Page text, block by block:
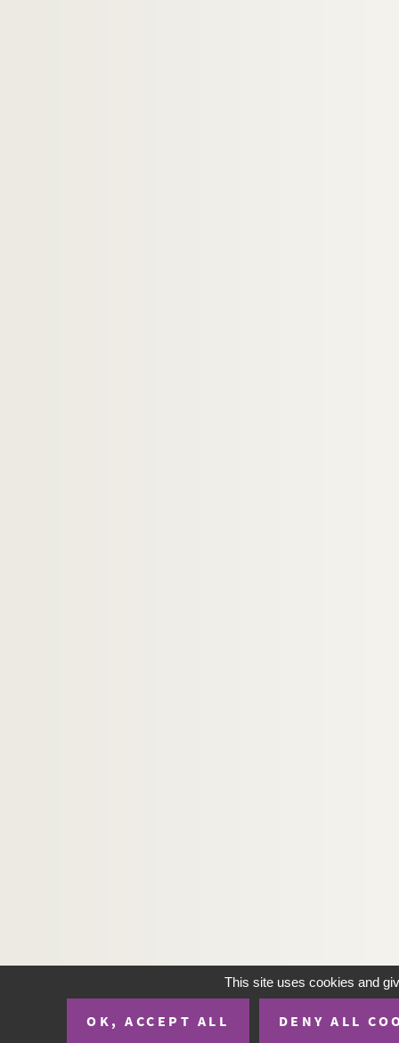
This site uses cookies and
OK, ACCEPT ALL DENY ALL